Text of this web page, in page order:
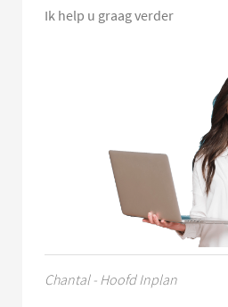
Ik help u graag verder
Chantal - Hoofd Inplan